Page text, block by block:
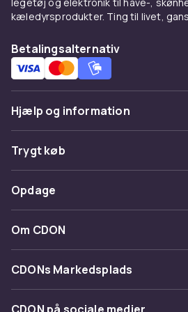
kæledyrsprodukter. Ting til livet,
Betalingsalternativ
Hjælp og information
Ofte stillede spørgsmål
Spor pakke
Fortryd & returner her
Kontakt os
Trygt køb
Betaling
Levering
Tilbagekaldelser
Opdage
Kategorier
Maerke
Om CDON
Om os
Kundeanmeldelser
CDONs Markedsplads
Merchant Help Center